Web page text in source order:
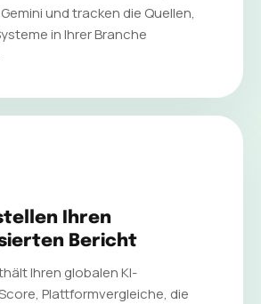
und tracken die Quellen,
in Ihrer Branche
Ihren
Bericht
Ihren globalen KI-
Plattformvergleiche, die